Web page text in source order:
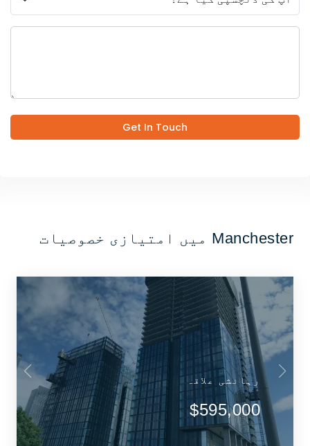
Get In Touch
Manchester میں امتیازی خصوصیات
رہائشی علاقہ
$595,000